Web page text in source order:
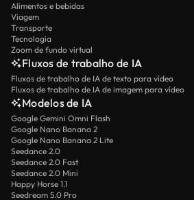
Alimentos e bebidas
Viagem
Transporte
Tecnologia
Zoom de fundo virtual
Fluxos de trabalho de IA
Fluxos de trabalho de IA de texto para vídeo
Fluxos de trabalho de IA de imagem para vídeo
Modelos de IA
Google Gemini Omni Flash
Google Nano Banana 2
Google Nano Banana 2 Lite
Seedance 2.0
Seedance 2.0 Fast
Seedance 2.0 Mini
Happy Horse 1.1
Seedream 5.0 Pro